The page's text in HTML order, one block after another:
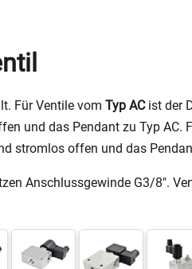
Für Ventile vom Typ ACist der
und das Pendant zu Typ AC.
stromlos offen und das
Anschlussgewinde G3/8".